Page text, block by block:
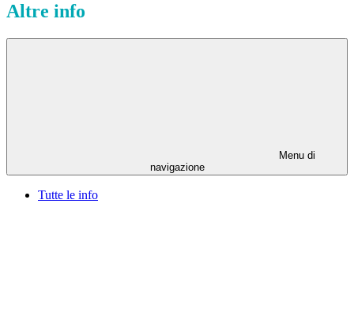
Altre info
Menu di
navigazione
Tutte le info